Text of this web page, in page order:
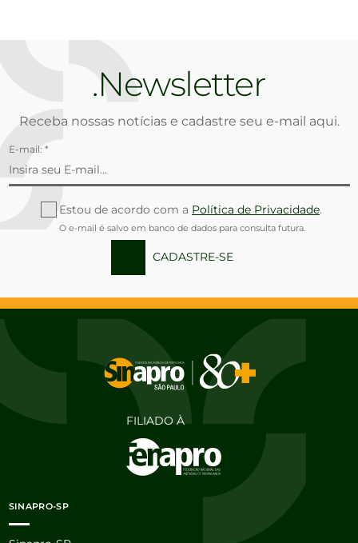
Newsletter
Receba nossas notícias e cadastre seu e-mail aqui.
E-mail: *
Estou de acordo com a Política de Privacidade.
O e-mail é salvo em banco de dados para consulta futura.
CADASTRE-SE
FILIADO À
SINAPRO-SP